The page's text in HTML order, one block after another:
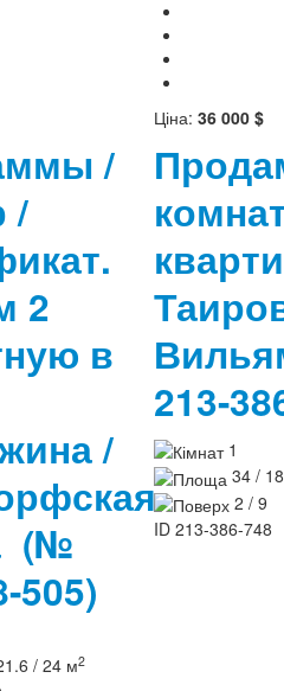
/
/
2
в
/
(№
505)
/ 24 м2
Ціна: 36 000 $
213-
1
34 /
2 / 9
ID 213-386-748